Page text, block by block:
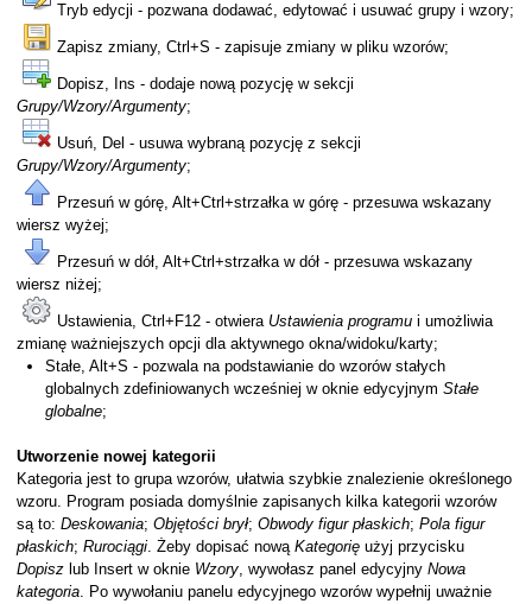
Tryb edycji - pozwana dodawać, edytować i usuwać grupy i wzory;
Zapisz zmiany, Ctrl+S - zapisuje zmiany w pliku wzorów;
Dopisz, Ins - dodaje nową pozycję w sekcji
Grupy/Wzory/Argumenty;
Usuń, Del - usuwa wybraną pozycję z sekcji
Grupy/Wzory/Argumenty;
Przesuń w górę, Alt+Ctrl+strzałka w górę - przesuwa wskazany
wiersz wyżej;
Przesuń w dół, Alt+Ctrl+strzałka w dół - przesuwa wskazany
wiersz niżej;
Ustawienia, Ctrl+F12 - otwiera Ustawienia programu i umożliwia
zmianę ważniejszych opcji dla aktywnego okna/widoku/karty;
Stałe, Alt+S - pozwala na podstawianie do wzorów stałych
globalnych zdefiniowanych wcześniej w oknie edycyjnym Stałe
globalne;
Utworzenie nowej kategorii
Kategoria jest to grupa wzorów, ułatwia szybkie znalezienie określonego
wzoru. Program posiada domyślnie zapisanych kilka kategorii wzorów
są to: Deskowania; Objętości brył; Obwody figur płaskich; Pola figur
płaskich; Rurociągi. Żeby dopisać nową Kategorię użyj przycisku
Dopisz lub Insert w oknie Wzory, wywołasz panel edycyjny Nowa
kategoria. Po wywołaniu panelu edycyjnego wzorów wypełnij uważnie